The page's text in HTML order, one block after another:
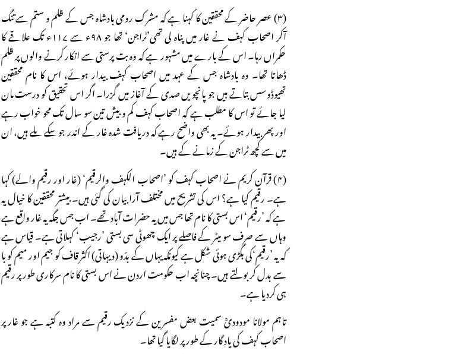
(۳) عصر حاضر کے محققین کا کہنا ہے کہ مشرک رومی بادشاہ جس کے ظلم و ستم سے تنگ
آکر اصحاب کہف نے غار میں پناہ لی تھی’ٹراجن‘ تھا جو ۹۸ء سے ۱۱۷ء تک علاقے کا
حکمراں رہا۔ اس کے بارے میں مشہور ہے کہ وہ بت پرستی سے انکار کرنے والوں پر ظلم
ڈھاتا تھا۔ وہ بادشاہ جس کے عہد میں اصحاب کہف بیدار ہوئے، اس کا نام محققین
تھیوڈوسس بتاتے ہیں جو پانچویں صدی کے آغاز میں گزرا۔ اگر اس تحقیق کو درست مان
لیا جائے تو اس کا مطلب ہے کہ اصحاب کہف کم و بیش تین سو سال تک محو خواب رہے
اور پھر بیدار ہوئے۔ یہ بھی واضح رہے کہ دریافت شدہ غار کے اندر جو سکے ملے ہیں، ان
میں سے کچھ ٹراجن کے زمانے کے ہیں۔
(۴) قرآن کریم نے اصحاب کہف کو ’اصحاب الکہف والرقیم‘ (غار اور رقیم والے) کہا
ہے۔ رقیم کیا ہے؟ اس کی تشریح میں مختلف آرا بیان کی گئی ہیں۔ بیشتر محققین کا خیال یہ
ہے کہ ’رقیم‘ اس بستی کا نام تھا جس میں یہ حضرات آباد تھے۔ اب جس جگہ یہ غار واقع ہے
وہاں سے صرف سو میٹر کے فاصلے پر ایک چھوٹی سی بستی ’رجیب‘ کہلاتی ہے۔ قیاس ہے
کہ یہ ’رقیم‘کی بگڑی ہوئی شکل ہے کیونکہ یہاں کے بدّو (دیہاتی) اکثر قاف کو جیم اور میم کو با
سے بدل کر بولتے ہیں۔ چنانچہ اب حکومت اردن نے اس بستی کا نام سرکاری طور پر رقیم
ہی کردیا ہے۔
تاہم مولانا مودودیؒ سمیت بعض مفسرین کے نزدیک رقیم سے مراد وہ کتبہ ہے جو غار پر
اصحاب کہف کی یاد گار کے طور پر لگایا گیا تھا۔